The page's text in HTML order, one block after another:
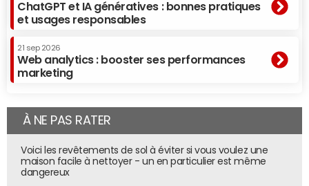
ChatGPT et IA génératives : bonnes pratiques
et usages responsables
21 sep 2026
Web analytics : booster ses performances
marketing
À NE PAS RATER
Voici les revêtements de sol à éviter si vous voulez une
maison facile à nettoyer - un en particulier est même
dangereux